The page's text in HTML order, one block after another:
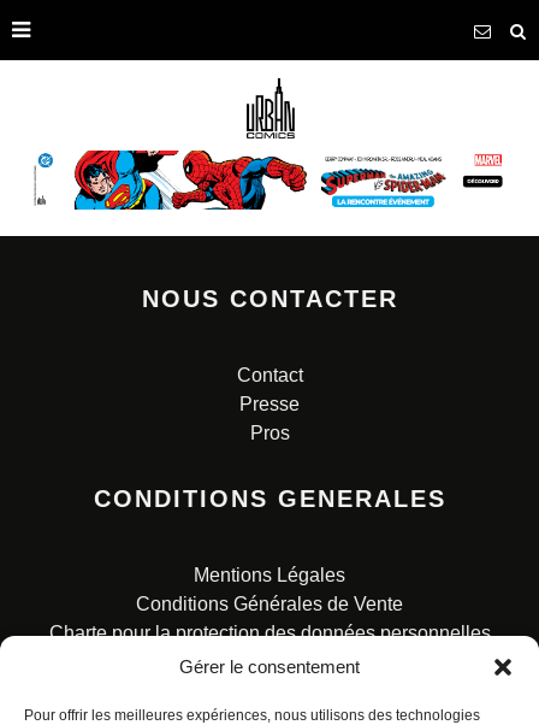
Gérer le consentement
Pour offrir les meilleures expériences, nous utilisons des technologies
NOUS CONTACTER
Contact
Presse
Pros
CONDITIONS GENERALES
Mentions Légales
Conditions Générales de Vente
Charte pour la protection des données personnelles